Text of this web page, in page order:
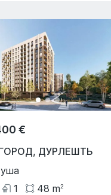
€
, ДУРЛЕШТЬ
1 48 m2